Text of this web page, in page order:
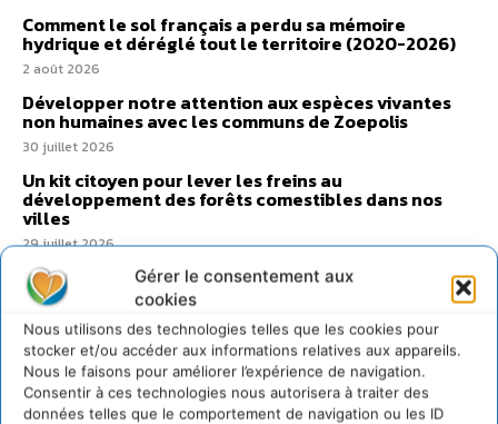
Gérer le consentement aux
cookies
Nous utilisons des technologies telles que les cookies pour
stocker et/ou accéder aux informations relatives aux appareils.
Nous le faisons pour améliorer l’expérience de navigation.
Consentir à ces technologies nous autorisera à traiter des
données telles que le comportement de navigation ou les ID
Comment le sol français a perdu sa mémoire
hydrique et déréglé tout le territoire (2020-2026)
2 août 2026
Développer notre attention aux espèces vivantes
non humaines avec les communs de Zoepolis
30 juillet 2026
Un kit citoyen pour lever les freins au
développement des forêts comestibles dans nos
villes
29 juillet 2026
L’éco-anxiété informe et l’éco-lucidité transforme
28 juillet 2026
7 indicateurs pour des villes résilientes et durables,
adaptées au changement climatique
27 juillet 2026